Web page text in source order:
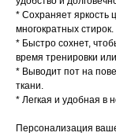
* Сохраняет яркость
многократных стирок.
* Быстро сохнет,
время тренировки
* Выводит пот на
ткани.
* Легкая и удобная в
Персонализация